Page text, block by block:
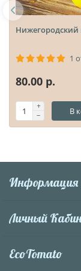
Нижегородский
1
80.00 р.
В
Информация
Личный
EcoTomato